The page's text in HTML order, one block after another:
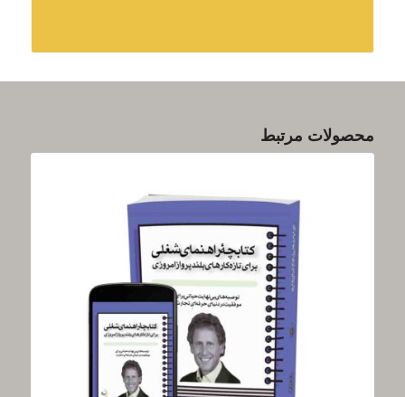
محصولات مرتبط